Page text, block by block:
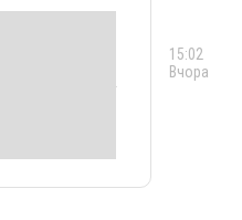
15:02
Вчора